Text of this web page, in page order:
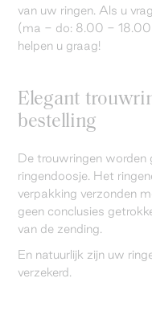
van uw ringen. Als u
(ma - do: 8.00 - 18.00
helpen u graag!
Elegant
bestelling
De trouwringen worden
ringendoosje. Het
verpakking verzonden
geen conclusies
van de zending.
En natuurlijk zijn uw
verzekerd.